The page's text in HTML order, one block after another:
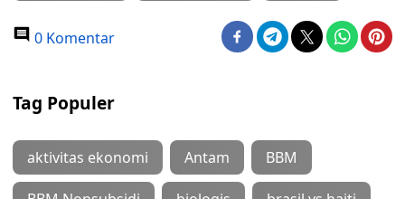
0 Komentar
Tag Populer
aktivitas ekonomi Antam BBM